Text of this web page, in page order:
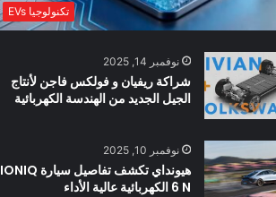
تكنولوجيا EVs
نوفمبر 14, 2025
شراكة ريفيان و فولكس فاجن لأنتاج
الجيل الجديد من الهندسة الكهربائية
نوفمبر 10, 2025
هيونداي تكشف تفاصيل سيارة IONIQ
6 N الكهربائية عالية الأداء